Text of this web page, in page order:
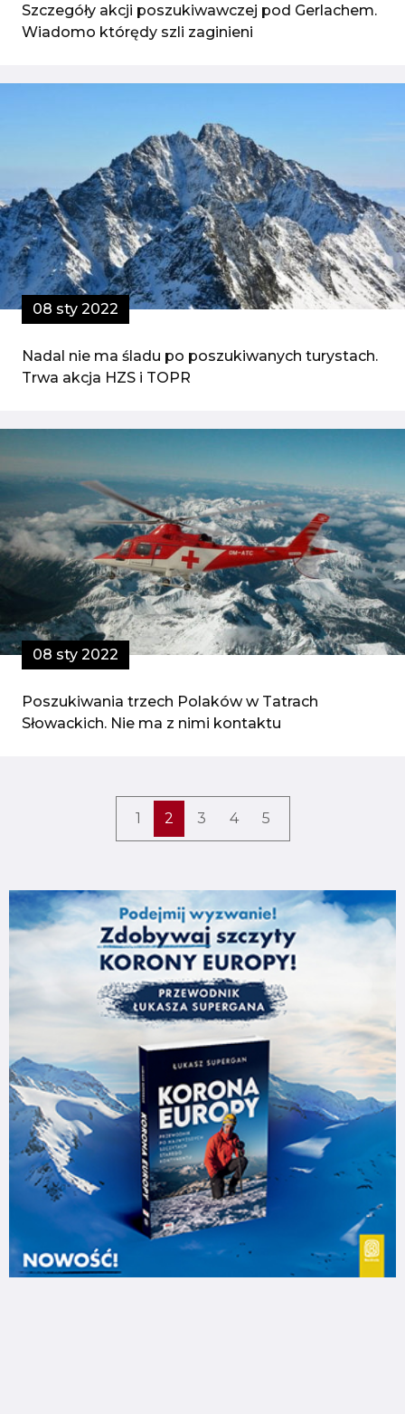
Szczegóły akcji poszukiwawczej pod Gerlachem.
Wiadomo którędy szli zaginieni
08 sty 2022
Nadal nie ma śladu po poszukiwanych turystach.
Trwa akcja HZS i TOPR
08 sty 2022
Poszukiwania trzech Polaków w Tatrach
Słowackich. Nie ma z nimi kontaktu
1 2 3 4 5